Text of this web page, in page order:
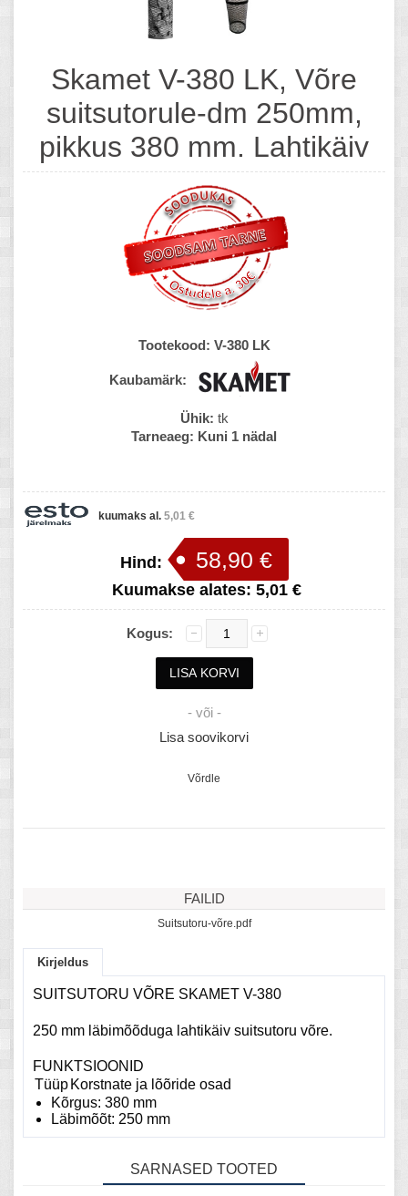
Skamet V-380 LK, Võre
suitsutorule-dm 250mm,
pikkus 380 mm. Lahtikäiv
Tootekood: V-380 LK
Kaubamärk:
Ühik: tk
Tarneaeg: Kuni 1 nädal
kuumaks al. 5,01 €
Hind: 58,90 €
Kuumakse alates: 5,01 €
Kogus:
- või -
Lisa soovikorvi
Võrdle
FAILID
Suitsutoru-võre.pdf
Kirjeldus
SUITSUTORU VÕRE SKAMET V-380
250 mm läbimõõduga lahtikäiv suitsutoru võre.
FUNKTSIOONID
Tüüp Korstnate ja lõõride osad
Kõrgus: 380 mm
Läbimõõt: 250 mm
SARNASED TOOTED